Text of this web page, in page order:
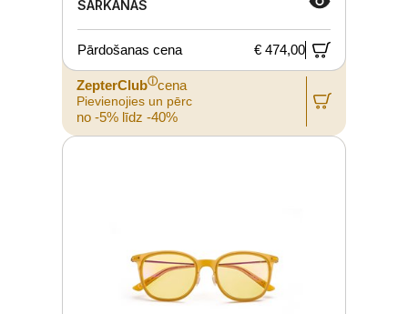
SARKANAS
Pārdošanas cena € 474,00
ZepterClubⓘcena
Pievienojies un pērc
no -5% līdz -40%